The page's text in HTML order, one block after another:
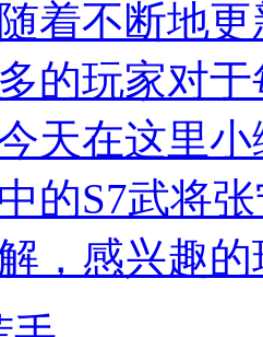
着不断地
的玩家对
天在这里
的S7武将
，感兴趣